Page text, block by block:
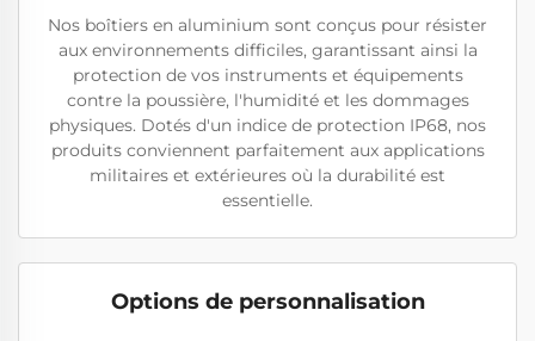
Nos boîtiers en aluminium sont conçus pour résister
aux environnements difficiles, garantissant ainsi la
protection de vos instruments et équipements
contre la poussière, l'humidité et les dommages
physiques. Dotés d'un indice de protection IP68, nos
produits conviennent parfaitement aux applications
militaires et extérieures où la durabilité est
essentielle.
Options de personnalisation